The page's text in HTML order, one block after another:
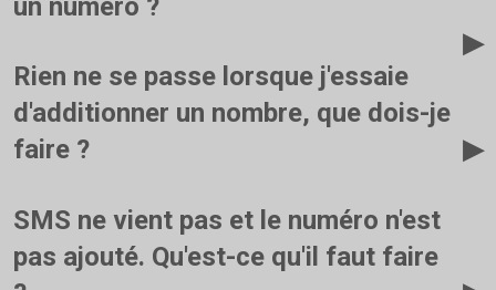
sur votre appareil et que vous essayez d'ajouter un numéro de
carte SIM que vous avez déjà ajouté sur un autre appareil. Vous
devez supprimer le numéro de votre armoire personnelle et
l'ajouter à nouveau sur un nouvel appareil. Si le numéro a le
chat.
Rien ne se passe lorsque j'essaie
d'additionner un nombre, que dois-je
faire ?
SMS. Veuillez contacter le support technique par chat.
SMS ne vient pas et le numéro n'est
pas ajouté. Qu'est-ce qu'il faut faire